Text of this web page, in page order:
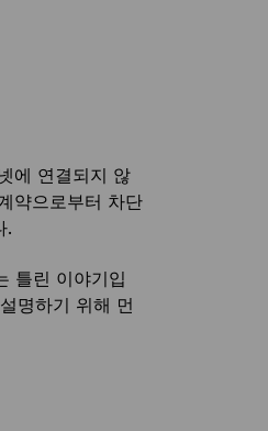
에 연결되지 않
약으로부터 차단
.
틀린 이야기입
명하기 위해 먼